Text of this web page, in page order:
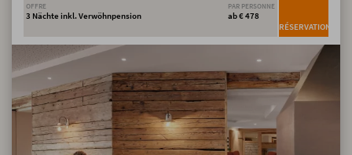
OFFRE
3 Nächte inkl. Verwöhnpension
PAR PERSONNE
ab € 478
RÉSERVATION